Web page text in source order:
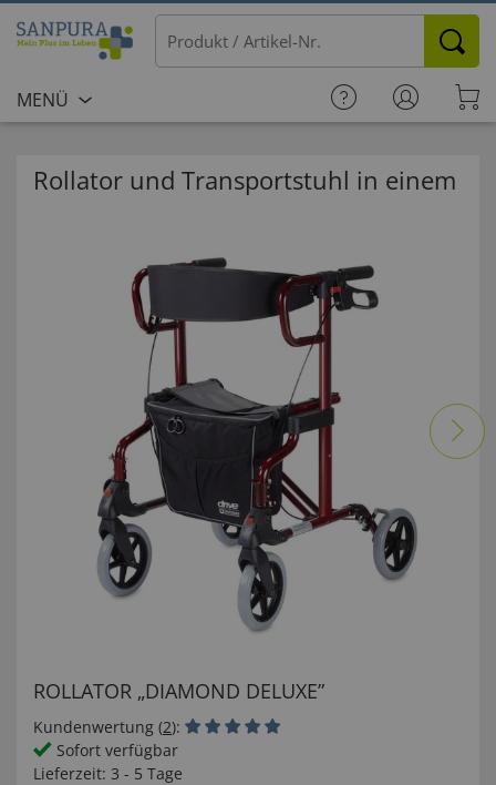
MENÜ
Rollator und Transportstuhl in einem
ROLLATOR „DIAMOND DELUXE”
Kundenwertung (2):
Sofort verfügbar
Lieferzeit: 3 - 5 Tage